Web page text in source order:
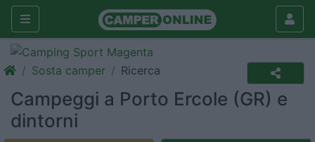
Sosta camper Ricerca
Campeggi a Porto Ercole (GR) e
dintorni